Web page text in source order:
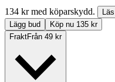
134 kr med köparskydd.
Lägg bud
Köp nu 135 kr
FraktFrån 49 kr